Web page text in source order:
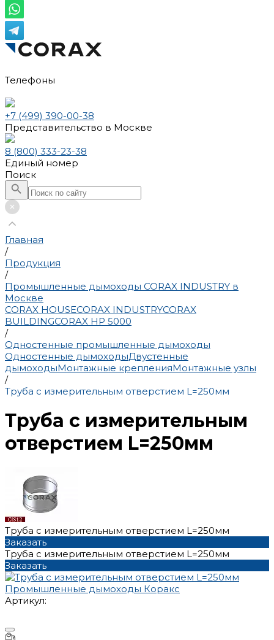
Телефоны
+7 (499) 390-00-38
Представительство в Москве
8 (800) 333-23-38
Единый номер
Поиск
Главная
/
Продукция
/
Промышленные дымоходы CORAX INDUSTRY в
Москве
CORAX HOUSECORAX INDUSTRYCORAX
BUILDINGCORAX HP 5000
/
Одностенные промышленные дымоходы
Одностенные дымоходыДвустенные
дымоходыМонтажные крепленияМонтажные узлы
/
Труба с измерительным отверстием L=250мм
Труба с измерительным
отверстием L=250мм
Труба с измерительным отверстием L=250мм
Заказать
Труба с измерительным отверстием L=250мм
Заказать
Артикул: